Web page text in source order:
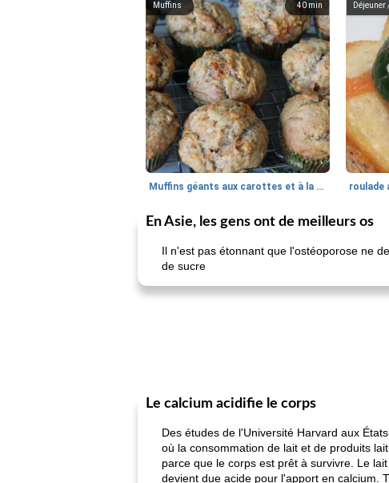
40 min
Muffins
Muffins géants aux carottes et à la banane de Nif
Déjeuner
roulade
En Asie, les gens ont de meilleurs os
Il n'est pas étonnant que l'ostéoporose ne
de sucre
Le calcium acidifie le corps
Des études de l'Université Harvard aux
où la consommation de lait et de produits
parce que le corps est prêt à survivre. Le
devient due acide pour l'apport en calcium.